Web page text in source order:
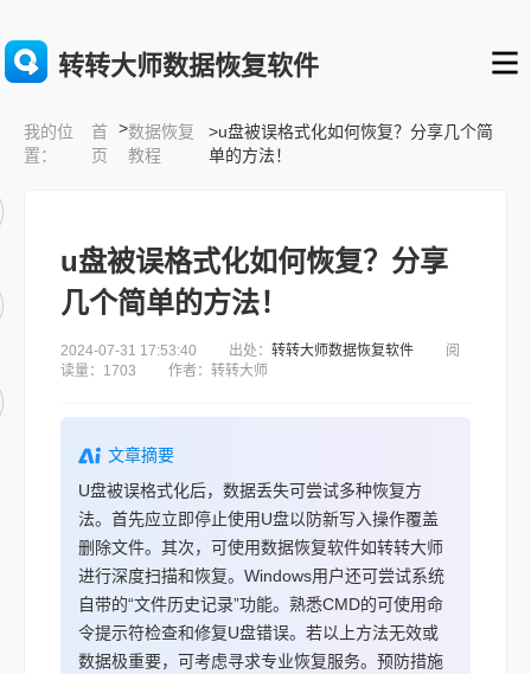
转转大师数据恢复软件
我的位
置：
首
页
>数据恢复
教程
>u盘被误格式化如何恢复？分享几个简
单的方法！
u盘被误格式化如何恢复？分享
几个简单的方法！
2024-07-31 17:53:40 出处： 转转大师数据恢复软件 阅
读量：1703 作者：转转大师
文章摘要
U盘被误格式化后，数据丢失可尝试多种恢复方
法。首先应立即停止使用U盘以防新写入操作覆盖
删除文件。其次，可使用数据恢复软件如转转大师
进行深度扫描和恢复。Windows用户还可尝试系统
自带的“文件历史记录”功能。熟悉CMD的可使用命
令提示符检查和修复U盘错误。若以上方法无效或
数据极重要，可考虑寻求专业恢复服务。预防措施